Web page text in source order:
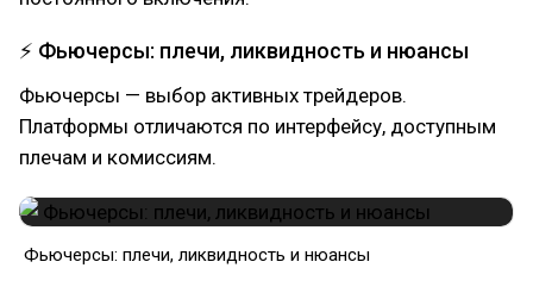
⚡ Фьючерсы: плечи, ликвидность и нюансы
Фьючерсы — выбор активных трейдеров.
Платформы отличаются по интерфейсу, доступным
плечам и комиссиям.
Фьючерсы: плечи, ликвидность и нюансы